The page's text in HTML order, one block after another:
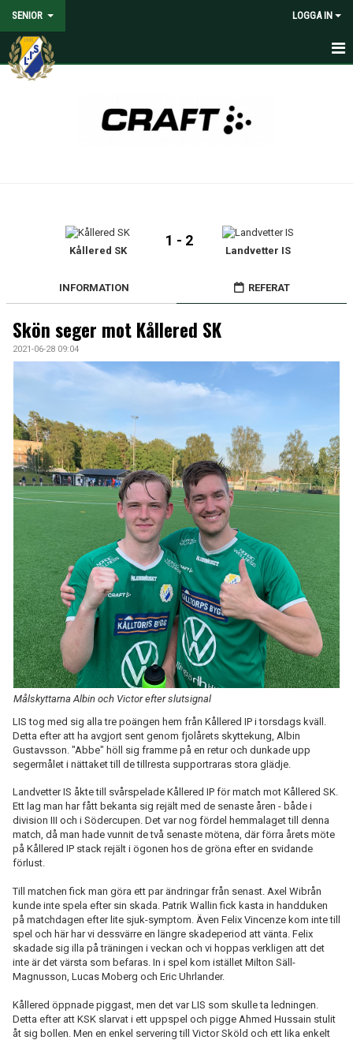
SENIOR LOGGA IN
HEM
DOKUMENT
Kållered SK
1 - 2
Landvetter IS
INFORMATION REFERAT
Skön seger mot Kållered SK
2021-06-28 09:04
Målskyttarna Albin och Victor efter slutsignal
LIS tog med sig alla tre poängen hem från Kållered IP i torsdags kväll.
Detta efter att ha avgjort sent genom fjolårets skyttekung, Albin
Gustavsson. "Abbe" höll sig framme på en retur och dunkade upp
segermålet i nättaket till de tillresta supportraras stora glädje.
Landvetter IS åkte till svårspelade Kållered IP för match mot Kållered SK.
Ett lag man har fått bekanta sig rejält med de senaste åren - både i
division III och i Södercupen. Det var nog fördel hemmalaget till denna
match, då man hade vunnit de två senaste mötena, där förra årets möte
på Kållered IP stack rejält i ögonen hos de gröna efter en svidande
förlust.
Till matchen fick man göra ett par ändringar från senast. Axel Wibrån
kunde inte spela efter sin skada. Patrik Wallin fick kasta in handduken
på matchdagen efter lite sjuk-symptom. Även Felix Vincenze kom inte till
spel och här har vi dessvärre en längre skadeperiod att vänta. Felix
skadade sig illa på träningen i veckan och vi hoppas verkligen att det
inte är det värsta som befaras. In i spel kom istället Milton Säll-
Magnusson, Lucas Moberg och Eric Uhrlander.
Kållered öppnade piggast, men det var LIS som skulle ta ledningen.
Detta efter att KSK slarvat i ett uppspel och pigge Ahmed Hussain stulit
åt sig bollen. Men en enkel servering till Victor Sköld och ett lika enkelt